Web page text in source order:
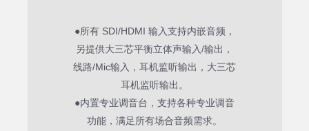
●所有 SDI/HDMI 输入支持内嵌音频，
另提供大三芯平衡立体声输入/输出，
线路/Mic输入，耳机监听输出，大三芯
耳机监听输出。
●内置专业调音台，支持各种专业调音
功能，满足所有场合音频需求。